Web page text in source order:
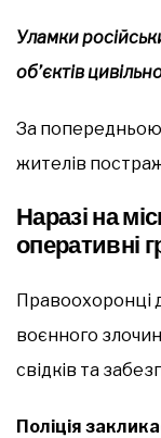
Уламки
об’єктів
За попередньою
жителів
Наразі на
оперативні
Правоохоронці
воєнного
свідків та
Поліція